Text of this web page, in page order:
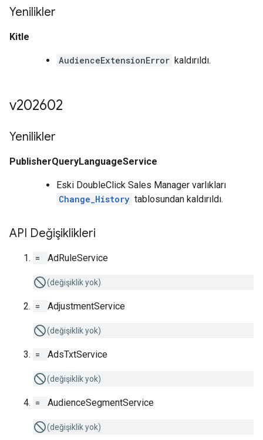
Yenilikler
Kitle
AudienceExtensionError kaldırıldı.
v202602
Yenilikler
PublisherQueryLanguageService
Eski DoubleClick Sales Manager varlıkları
Change_History tablosundan kaldırıldı.
API Değişiklikleri
= AdRuleService
(değişiklik yok)
= AdjustmentService
(değişiklik yok)
= AdsTxtService
(değişiklik yok)
= AudienceSegmentService
(değişiklik yok)